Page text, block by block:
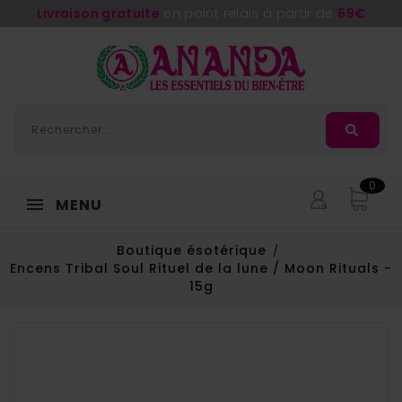
Livraison gratuite 69€
MENU
0
Boutique ésotérique
Encens Tribal Soul Rituel de la lune / Moon Rituals -
15g